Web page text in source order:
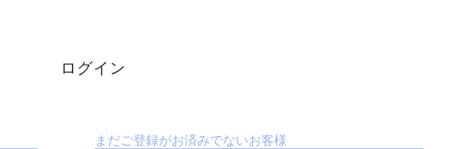
ログイン
まだご登録がお済みでないお客様